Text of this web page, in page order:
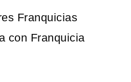
Franquicias
con Franquicia